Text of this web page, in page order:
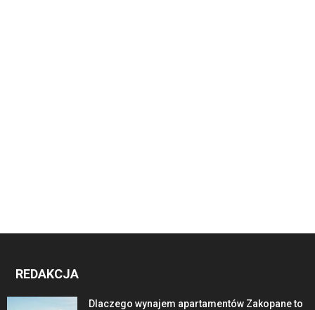
REDAKCJA
Dlaczego wynajem apartamentów Zakopane to